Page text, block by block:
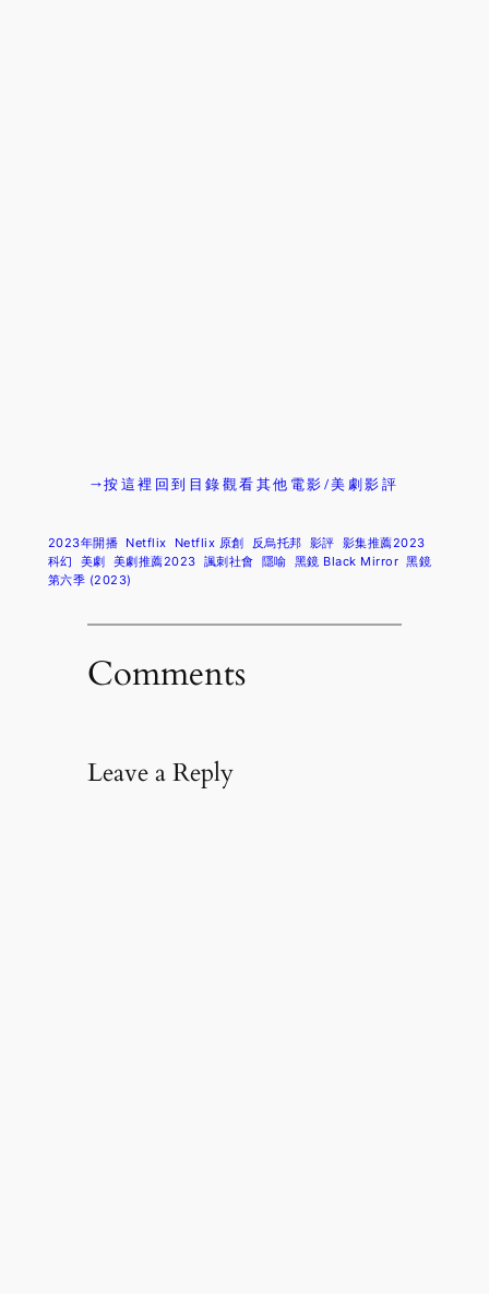
→按這裡回到目錄觀看其他電影/美劇影評
2023年開播 Netflix Netflix 原創 反烏托邦 影評 影集推薦2023
科幻
美劇 美劇推薦2023 諷刺社會 隱喻 黑鏡 Black Mirror 黑鏡
第六季 (2023)
Comments
Leave a Reply